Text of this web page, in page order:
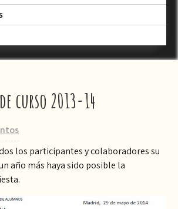
curso 2013-14
los participantes y colaboradores su
año más haya sido posible la